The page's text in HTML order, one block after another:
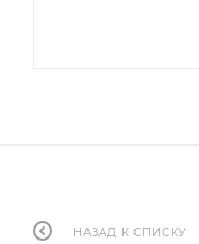
НАЗАД К СПИСКУ